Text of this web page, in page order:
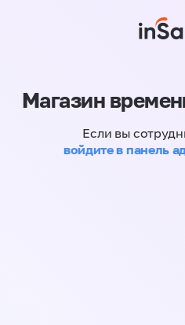
Магазин
Если вы
войдите в панель